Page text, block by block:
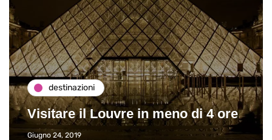
destinazioni
Visitare il Louvre in meno di 4 ore
Giugno 24, 2019